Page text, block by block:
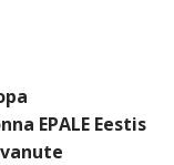
EPALE Eestis